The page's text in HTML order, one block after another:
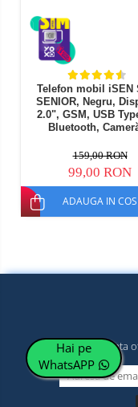
Telefon mobil iSEN
SENIOR, Negru,
2.0", GSM, USB
Bluetooth,
cablu, Baterie
Buton SOS, Negru,
SIM
159,00 RON
99,00 RON
ADAUGA IN COS
Nu rata
Hai pe
WhatsAPP